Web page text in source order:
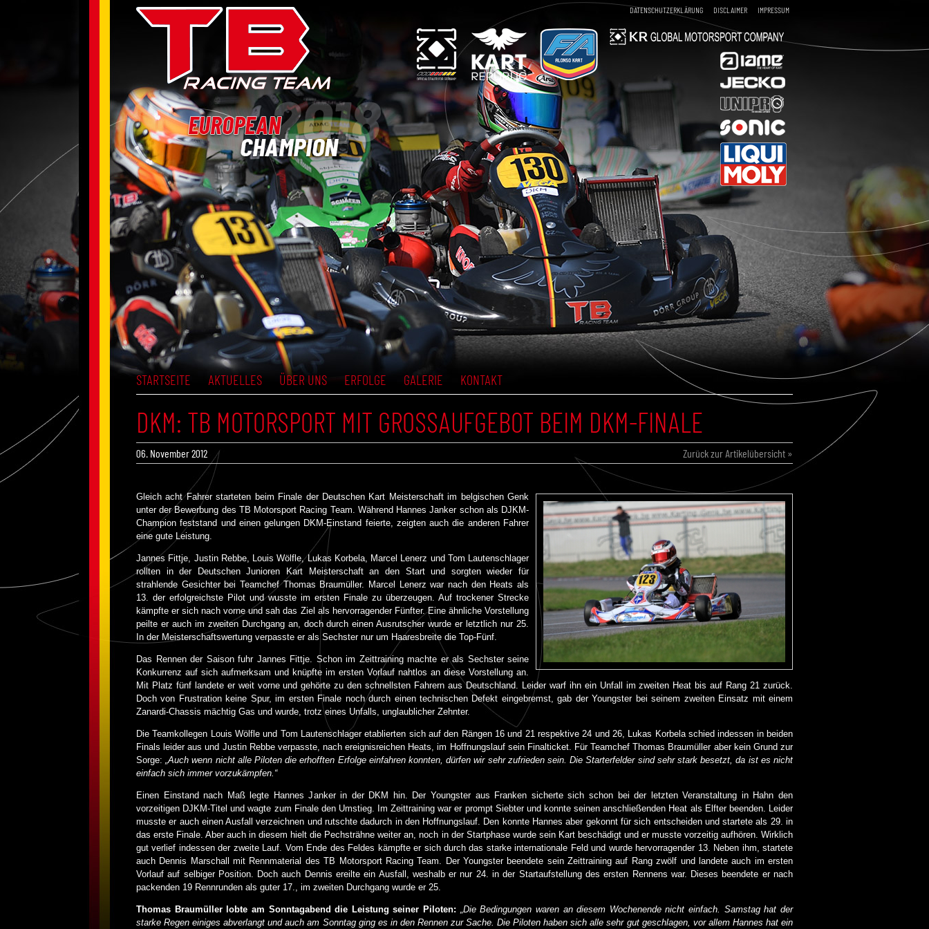
DATENSCHUTZERKLÄRUNG DISCLAIMER IMPRESSUM
STARTSEITE AKTUELLES ÜBER UNS ERFOLGE GALERIE KONTAKT
DKM: TB MOTORSPORT MIT GROSSAUFGEBOT BEIM DKM-FINALE
06. November 2012 Zurück zur Artikelübersicht »
Gleich acht Fahrer starteten beim Finale der Deutschen Kart Meisterschaft im belgischen Genk
unter der Bewerbung des TB Motorsport Racing Team. Während Hannes Janker schon als DJKM-
Champion feststand und einen gelungen DKM-Einstand feierte, zeigten auch die anderen Fahrer
eine gute Leistung.
Jannes Fittje, Justin Rebbe, Louis Wölfle, Lukas Korbela, Marcel Lenerz und Tom Lautenschlager
rollten in der Deutschen Junioren Kart Meisterschaft an den Start und sorgten wieder für
strahlende Gesichter bei Teamchef Thomas Braumüller. Marcel Lenerz war nach den Heats als
13. der erfolgreichste Pilot und wusste im ersten Finale zu überzeugen. Auf trockener Strecke
kämpfte er sich nach vorne und sah das Ziel als hervorragender Fünfter. Eine ähnliche Vorstellung
peilte er auch im zweiten Durchgang an, doch durch einen Ausrutscher wurde er letztlich nur 25.
In der Meisterschaftswertung verpasste er als Sechster nur um Haaresbreite die Top-Fünf.
Das Rennen der Saison fuhr Jannes Fittje. Schon im Zeittraining machte er als Sechster seine
Konkurrenz auf sich aufmerksam und knüpfte im ersten Vorlauf nahtlos an diese Vorstellung an.
Mit Platz fünf landete er weit vorne und gehörte zu den schnellsten Fahrern aus Deutschland. Leider warf ihn ein Unfall im zweiten Heat bis auf Rang 21 zurück.
Doch von Frustration keine Spur, im ersten Finale noch durch einen technischen Defekt eingebremst, gab der Youngster bei seinem zweiten Einsatz mit einem
Zanardi-Chassis mächtig Gas und wurde, trotz eines Unfalls, unglaublicher Zehnter.
Die Teamkollegen Louis Wölfle und Tom Lautenschlager etablierten sich auf den Rängen 16 und 21 respektive 24 und 26, Lukas Korbela schied indessen in beiden
Finals leider aus und Justin Rebbe verpasste, nach ereignisreichen Heats, im Hoffnungslauf sein Finalticket. Für Teamchef Thomas Braumüller aber kein Grund zur
Sorge:„Auch wenn nicht alle Piloten die erhofften Erfolge einfahren konnten, dürfen wir sehr zufrieden sein. Die Starterfelder sind sehr stark besetzt, da ist es nicht
einfach sich immer vorzukämpfen.“
Einen Einstand nach Maß legte Hannes Janker in der DKM hin. Der Youngster aus Franken sicherte sich schon bei der letzten Veranstaltung in Hahn den
vorzeitigen DJKM-Titel und wagte zum Finale den Umstieg. Im Zeittraining war er prompt Siebter und konnte seinen anschließenden Heat als Elfter beenden. Leider
musste er auch einen Ausfall verzeichnen und rutschte dadurch in den Hoffnungslauf. Den konnte Hannes aber gekonnt für sich entscheiden und startete als 29. in
das erste Finale. Aber auch in diesem hielt die Pechsträhne weiter an, noch in der Startphase wurde sein Kart beschädigt und er musste vorzeitig aufhören. Wirklich
gut verlief indessen der zweite Lauf. Vom Ende des Feldes kämpfte er sich durch das starke internationale Feld und wurde hervorragender 13. Neben ihm, startete
auch Dennis Marschall mit Rennmaterial des TB Motorsport Racing Team. Der Youngster beendete sein Zeittraining auf Rang zwölf und landete auch im ersten
Vorlauf auf selbiger Position. Doch auch Dennis ereilte ein Ausfall, weshalb er nur 24. in der Startaufstellung des ersten Rennens war. Dieses beendete er nach
packenden 19 Rennrunden als guter 17., im zweiten Durchgang wurde er 25.
Thomas Braumüller lobte am Sonntagabend die Leistung seiner Piloten: „Die Bedingungen waren an diesem Wochenende nicht einfach. Samstag hat der
starke Regen einiges abverlangt und auch am Sonntag ging es in den Rennen zur Sache. Die Piloten haben sich alle sehr gut geschlagen, vor allem Hannes hat ein